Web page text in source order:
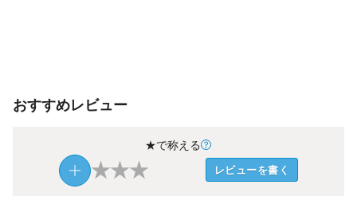
おすすめレビュー
★で称える
★★★ レビューを書く